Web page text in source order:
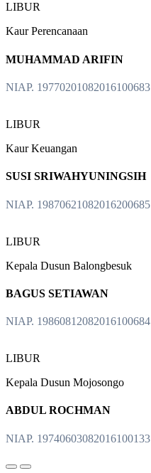
LIBUR
Kaur Perencanaan
MUHAMMAD ARIFIN
NIAP. 19770201082016100683
LIBUR
Kaur Keuangan
SUSI SRIWAHYUNINGSIH
NIAP. 19870621082016200685
LIBUR
Kepala Dusun Balongbesuk
BAGUS SETIAWAN
NIAP. 19860812082016100684
LIBUR
Kepala Dusun Mojosongo
ABDUL ROCHMAN
NIAP. 19740603082016100133